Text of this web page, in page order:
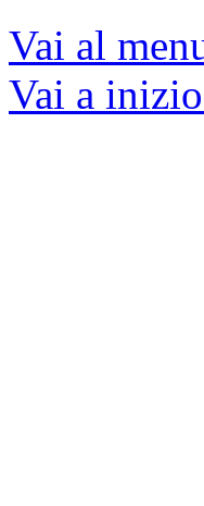
Vai al
Vai a